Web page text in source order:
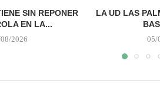
SIN REPONER
EN LA...
2026
LA UD LAS
05/